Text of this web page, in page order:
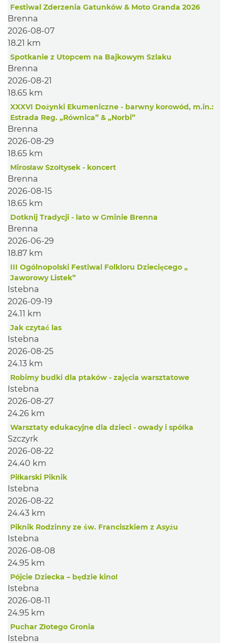
Festiwal Zderzenia Gatunków & Moto Granda 2026
Brenna
2026-08-07
18.21 km
Spotkanie z Utopcem na Bajkowym Szlaku
Brenna
2026-08-21
18.65 km
XXXVI Dożynki Ekumeniczne - barwny korowód, m.in.:
Estrada Reg. „Równica” & „Norbi”
Brenna
2026-08-29
18.65 km
Mirosław Szołtysek - koncert
Brenna
2026-08-15
18.65 km
Dotknij Tradycji - lato w Gminie Brenna
Brenna
2026-06-29
18.87 km
III Ogólnopolski Festiwal Folkloru Dziecięcego „
Jaworowy Listek”
Istebna
2026-09-19
24.11 km
Jak czytać las
Istebna
2026-08-25
24.13 km
Robimy budki dla ptaków - zajęcia warsztatowe
Istebna
2026-08-27
24.26 km
Warsztaty edukacyjne dla dzieci - owady i spółka
Szczyrk
2026-08-22
24.40 km
Piłkarski Piknik
Istebna
2026-08-22
24.43 km
Piknik Rodzinny ze św. Franciszkiem z Asyżu
Istebna
2026-08-08
24.95 km
Pójcie Dziecka – będzie kino!
Istebna
2026-08-11
24.95 km
Puchar Złotego Gronia
Istebna